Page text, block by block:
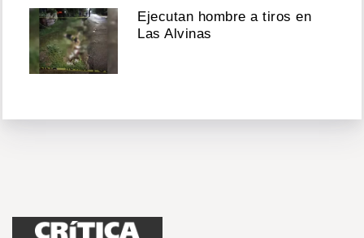
Ejecutan hombre a tiros en
Las Alvinas